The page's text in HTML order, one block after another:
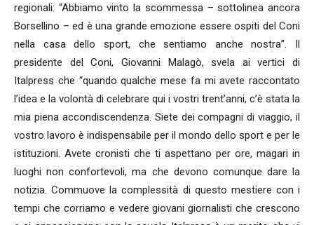
regionali: “Abbiamo vinto la scommessa – sottolinea ancora
Borsellino – ed è una grande emozione essere ospiti del Coni
nella casa dello sport, che sentiamo anche nostra”. Il
presidente del Coni, Giovanni Malagò, svela ai vertici di
Italpress che “quando qualche mese fa mi avete raccontato
l’idea e la volontà di celebrare qui i vostri trent’anni, c’è stata la
mia piena accondiscendenza. Siete dei compagni di viaggio, il
vostro lavoro è indispensabile per il mondo dello sport e per le
istituzioni. Avete cronisti che ti aspettano per ore, magari in
luoghi non confortevoli, ma che devono comunque dare la
notizia. Commuove la complessità di questo mestiere con i
tempi che corriamo e vedere giovani giornalisti che crescono